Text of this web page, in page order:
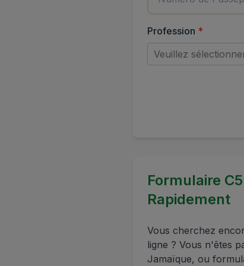
Profession *
Veuillez
Formulaire
Rapidement
Vous cherchez
ligne ? Vous n'êtes
Jamaïque, ou